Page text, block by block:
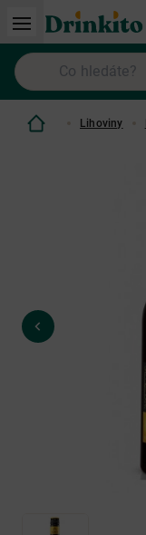
Lihoviny